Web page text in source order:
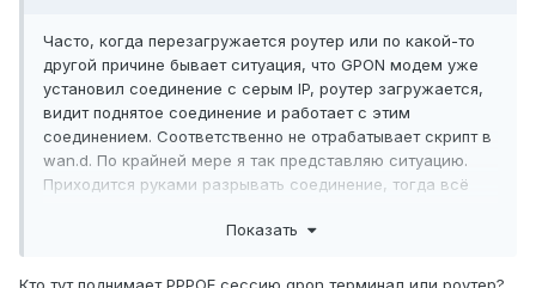
Часто, когда перезагружается роутер или по какой-то
другой причине бывает ситуация, что GPON модем уже
установил соединение с серым IP, роутер загружается,
видит поднятое соединение и работает с этим
соединением. Соответственно не отрабатывает скрипт в
wan.d. По крайней мере я так представляю ситуацию.
Приходится руками разрывать соединение, тогда всё
белого IP. (По крайней мере я так вижу происходящее)
Показать